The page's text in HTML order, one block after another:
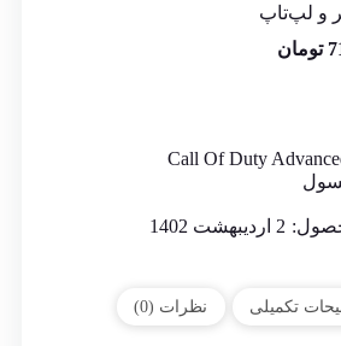
و لپ‌تاپ
Call Of Duty
2 اردیبهشت 1402
تکمیلی نظرات (0)